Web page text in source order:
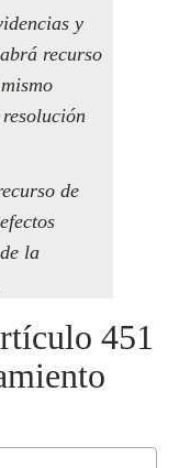
y
recurso
de
la
451